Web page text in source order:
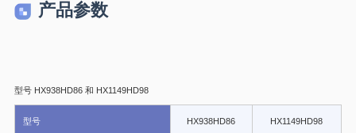
产品参数
型号 HX938HD86 和 HX1149HD98
型号 HX938HD86 HX1149HD98